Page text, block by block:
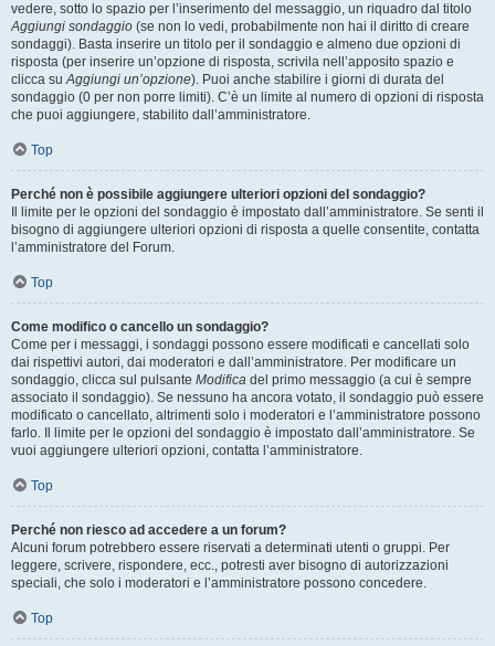
vedere, sotto lo spazio per l’inserimento del messaggio, un riquadro dal titolo
Aggiungi sondaggio (se non lo vedi, probabilmente non hai il diritto di creare
sondaggi). Basta inserire un titolo per il sondaggio e almeno due opzioni di
risposta (per inserire un’opzione di risposta, scrivila nell’apposito spazio e
clicca suAggiungi un’opzione). Puoi anche stabilire i giorni di durata del
sondaggio (0 per non porre limiti). C’è un limite al numero di opzioni di risposta
che puoi aggiungere, stabilito dall’amministratore.
Top
Perché non è possibile aggiungere ulteriori opzioni del sondaggio?
Il limite per le opzioni del sondaggio è impostato dall’amministratore. Se senti il
bisogno di aggiungere ulteriori opzioni di risposta a quelle consentite, contatta
l’amministratore del Forum.
Top
Come modifico o cancello un sondaggio?
Come per i messaggi, i sondaggi possono essere modificati e cancellati solo
dai rispettivi autori, dai moderatori e dall’amministratore. Per modificare un
sondaggio, clicca sul pulsante Modifica del primo messaggio (a cui è sempre
associato il sondaggio). Se nessuno ha ancora votato, il sondaggio può essere
modificato o cancellato, altrimenti solo i moderatori e l’amministratore possono
farlo. Il limite per le opzioni del sondaggio è impostato dall’amministratore. Se
vuoi aggiungere ulteriori opzioni, contatta l’amministratore.
Top
Perché non riesco ad accedere a un forum?
Alcuni forum potrebbero essere riservati a determinati utenti o gruppi. Per
leggere, scrivere, rispondere, ecc., potresti aver bisogno di autorizzazioni
speciali, che solo i moderatori e l’amministratore possono concedere.
Top